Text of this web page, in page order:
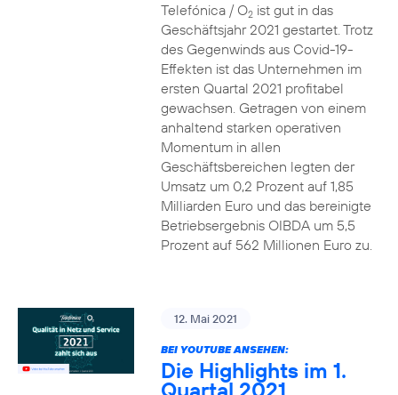
Telefónica / O2ist gut in das
Geschäftsjahr 2021 gestartet. Trotz
des Gegenwinds aus Covid-19-
Effekten ist das Unternehmen im
ersten Quartal 2021 profitabel
gewachsen. Getragen von einem
anhaltend starken operativen
Momentum in allen
Geschäftsbereichen legten der
Umsatz um 0,2 Prozent auf 1,85
Milliarden Euro und das bereinigte
Betriebsergebnis OIBDA um 5,5
Prozent auf 562 Millionen Euro zu.
12. Mai 2021
BEI YOUTUBE ANSEHEN:
Die Highlights im 1.
Quartal 2021